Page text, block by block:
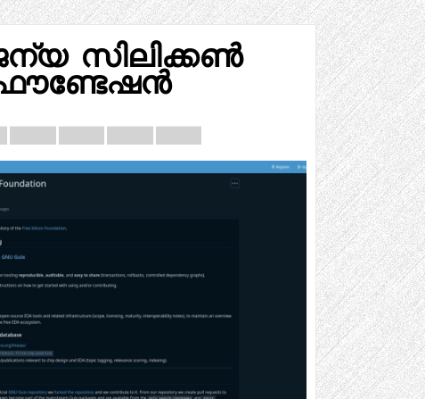
സിലിക്കൺ